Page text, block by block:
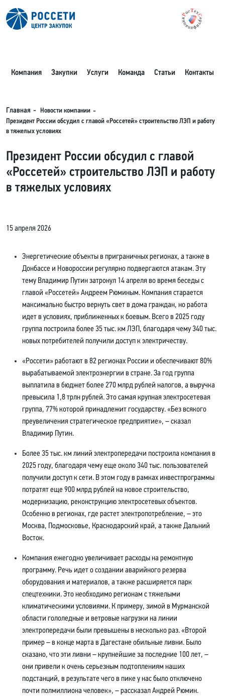
Компания Закупки Услуги Команда Статьи Контакты
Главная
Новости компании
Президент России обсудил с главой «Россетей» строительство ЛЭП и работу
в тяжелых условиях
Президент России обсудил с главой
«Россетей» строительство ЛЭП и работу
в тяжелых условиях
15 апреля 2026
Энергетические объекты в приграничных регионах, а также в
Донбассе и Новороссии регулярно подвергаются атакам. Эту
тему Владимир Путин затронул 14 апреля во время беседы с
главой «Россетей» Андреем Рюминым. Компания старается
максимально быстро вернуть свет в дома граждан, но работа
идет в условиях, приближенных к боевым. Всего в 2025 году
группа построила более 35 тыс. км ЛЭП, благодаря чему 340 тыс.
новых потребителей получили доступ к электричеству.
«Россети» работают в 82 регионах России и обеспечивают 80%
вырабатываемой электроэнергии в стране. За год группа
выплатила в бюджет более 270 млрд рублей налогов, а выручка
превысила 1,8 трлн рублей. Это самая крупная электросетевая
группа, 77% которой принадлежит государству. «Без всякого
преувеличения стратегическое предприятие», – сказал
Владимир Путин.
Более 35 тыс. км линий электропередачи построила компания в
2025 году, благодаря чему еще около 340 тыс. пользователей
получили доступ к сети. В этом году в рамках инвестпрограммы
потратят еще 900 млрд рублей на новое строительство,
модернизацию, реконструкцию электросетевых объектов.
Особенно в регионах, где растет электропотребление, – это
Москва, Подмосковье, Краснодарский край, а также Дальний
Восток.
Компания ежегодно увеличивает расходы на ремонтную
программу. Речь идет о создании аварийного резерва
оборудования и материалов, а также расширяется парк
спецтехники. Это необходимо регионам с тяжелыми
климатическими условиями. К примеру, зимой в Мурманской
области гололедные и ветровые нагрузки на линии
электропередачи были превышены в несколько раз. «Второй
пример – в конце марта в Дагестане обильные ливни. Было
сказано, что эти ливни – крупнейшие за последние 100 лет, –
они привели к очень серьезным подтоплениям наших
подстанций, в результате чего в пике у нас было отключено
почти полмиллиона человек», – рассказал Андрей Рюмин.